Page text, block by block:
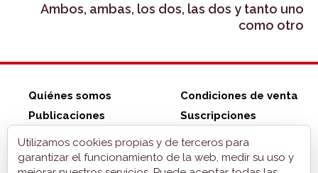
Ambos, ambas, los dos, las dos y tanto uno
como otro
Quiénes somos
Publicaciones
Tienda ZonaELE
Condiciones de venta
Suscripciones
Contacto
Aviso legal
Utilizamos cookies propias y de terceros para
garantizar el funcionamiento de la web, medir su uso y